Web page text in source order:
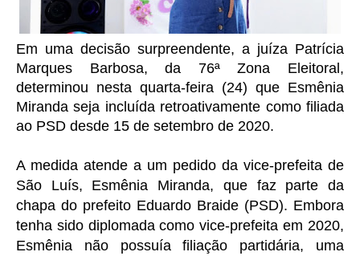
Em uma decisão surpreendente, a juíza Patrícia
Marques Barbosa, da 76ª Zona Eleitoral,
determinou nesta quarta-feira (24) que Esmênia
Miranda seja incluída retroativamente como filiada
ao PSD desde 15 de setembro de 2020.
A medida atende a um pedido da vice-prefeita de
São Luís, Esmênia Miranda, que faz parte da
chapa do prefeito Eduardo Braide (PSD). Embora
tenha sido diplomada como vice-prefeita em 2020,
Esmênia não possuía filiação partidária, uma